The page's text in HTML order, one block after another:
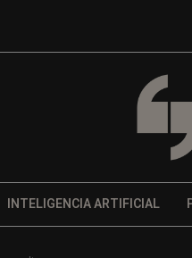
INTELIGENCIA ARTIFICIAL